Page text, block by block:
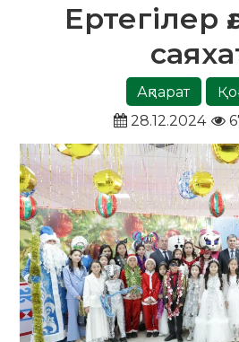
Ертегілер
Ақпарат
28.12.2024